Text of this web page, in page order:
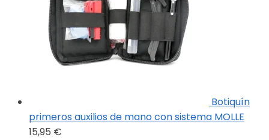
Botiquín
primeros auxilios de mano con sistema MOLLE
15,95 €